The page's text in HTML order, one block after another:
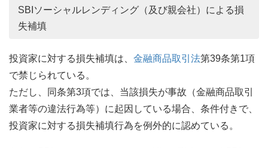
SBIソーシャルレンディング（及び親会社）による損
失補填
投資家に対する損失補填は、 金融商品取引法第39条第1項
で禁じられている。
ただし、同条第3項では、当該損失が事故（金融商品取引
業者等の違法行為等）に起因している場合、条件付きで、
投資家に対する損失補填行為を例外的に認めている。